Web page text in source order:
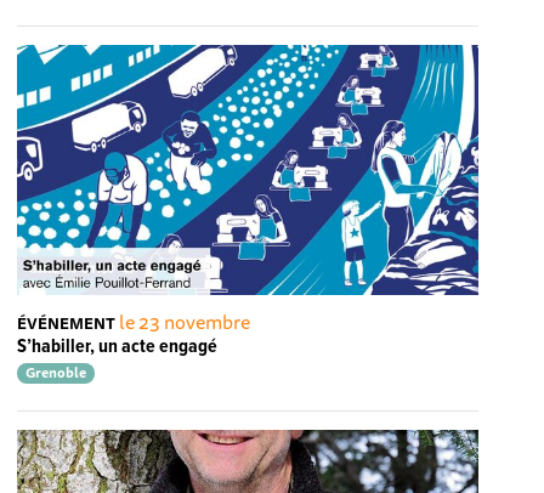
ÉVÉNEMENT le 23 novembre
S’habiller, un acte engagé
Grenoble